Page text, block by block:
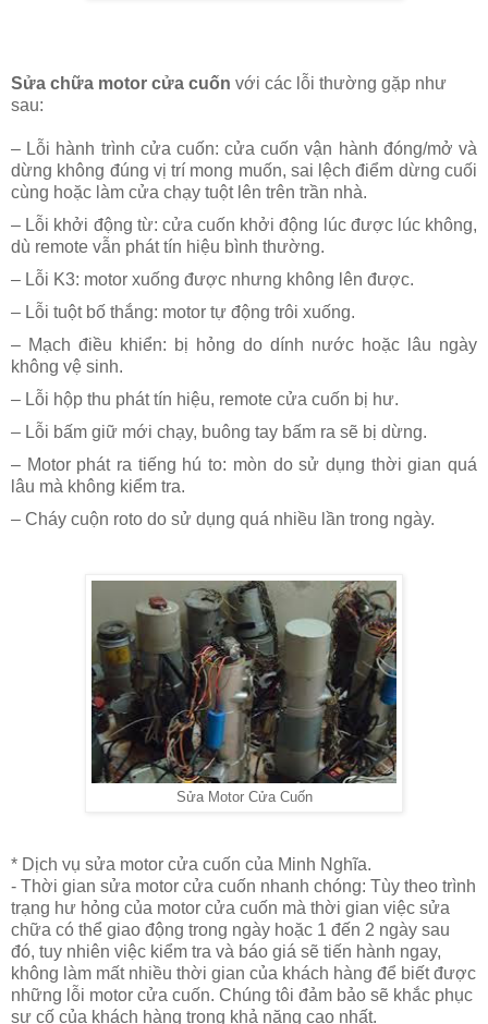
Sửa chữa motor cửa cuốn với các lỗi thường gặp như
sau:
– Lỗi hành trình cửa cuốn: cửa cuốn vận hành đóng/mở và
dừng không đúng vị trí mong muốn, sai lệch điểm dừng cuối
cùng hoặc làm cửa chạy tuột lên trên trần nhà.
– Lỗi khởi động từ: cửa cuốn khởi động lúc được lúc không,
dù remote vẫn phát tín hiệu bình thường.
– Lỗi K3: motor xuống được nhưng không lên được.
– Lỗi tuột bố thắng: motor tự động trôi xuống.
– Mạch điều khiển: bị hỏng do dính nước hoặc lâu ngày
không vệ sinh.
– Lỗi hộp thu phát tín hiệu, remote cửa cuốn bị hư.
– Lỗi bấm giữ mới chạy, buông tay bấm ra sẽ bị dừng.
– Motor phát ra tiếng hú to: mòn do sử dụng thời gian quá
lâu mà không kiểm tra.
– Cháy cuộn roto do sử dụng quá nhiều lần trong ngày.
Sửa Motor Cửa Cuốn
* Dịch vụ sửa motor cửa cuốn của Minh Nghĩa.
- Thời gian sửa motor cửa cuốn nhanh chóng: Tùy theo trình
trạng hư hỏng của motor cửa cuốn mà thời gian việc sửa
chữa có thể giao động trong ngày hoặc 1 đến 2 ngày sau
đó, tuy nhiên việc kiểm tra và báo giá sẽ tiến hành ngay,
không làm mất nhiều thời gian của khách hàng để biết được
những lỗi motor cửa cuốn. Chúng tôi đảm bảo sẽ khắc phục
sự cố của khách hàng trong khả năng cao nhất.